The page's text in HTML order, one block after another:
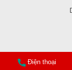
Điện thoại